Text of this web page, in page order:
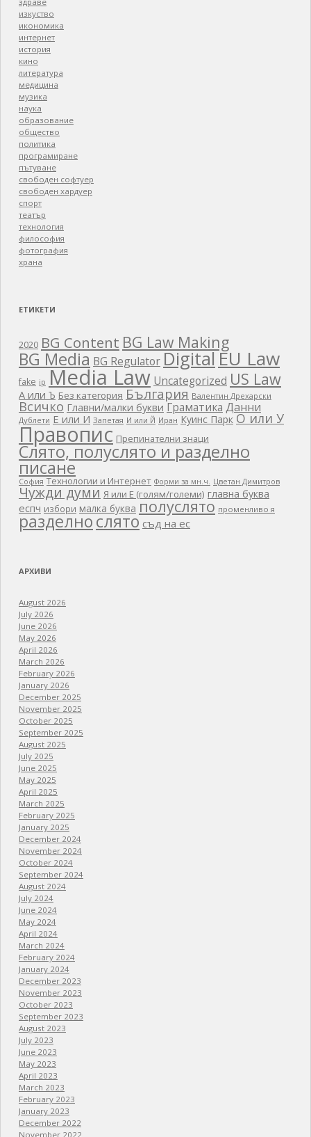
изкуство
икономика
интернет
история
кино
литература
медицина
музика
наука
образование
общество
политика
програмиране
пътуване
свободен софтуер
свободен хардуер
спорт
театър
технология
философия
фотография
храна
ЕТИКЕТИ
2020 BG Content BG Law Making
BG Media BG RegulatorDigitalEU Law
fake ip Media Law Uncategorized US Law
А или Ъ Без категория България Валентин Дрехарски
Всичко Главни/малки букви Граматика Данни
Дублети Е или И Запетая И или Й Иран Куинс Парк О или У
Правопис Препинателни знаци
Слято, полуслято и разделно
писане
София Технологии и Интернет Форми за мн.ч. Цветан Димитров
Чужди думи Я или Е (голям/големи) главна буква
еспч избори малка буква полуслято променливо я
разделнослято съд на ес
АРХИВИ
August 2026
July 2026
June 2026
May 2026
April 2026
March 2026
February 2026
January 2026
December 2025
November 2025
October 2025
September 2025
August 2025
July 2025
June 2025
May 2025
April 2025
March 2025
February 2025
January 2025
December 2024
November 2024
October 2024
September 2024
August 2024
July 2024
June 2024
May 2024
April 2024
March 2024
February 2024
January 2024
December 2023
November 2023
October 2023
September 2023
August 2023
July 2023
June 2023
May 2023
April 2023
March 2023
February 2023
January 2023
December 2022
November 2022